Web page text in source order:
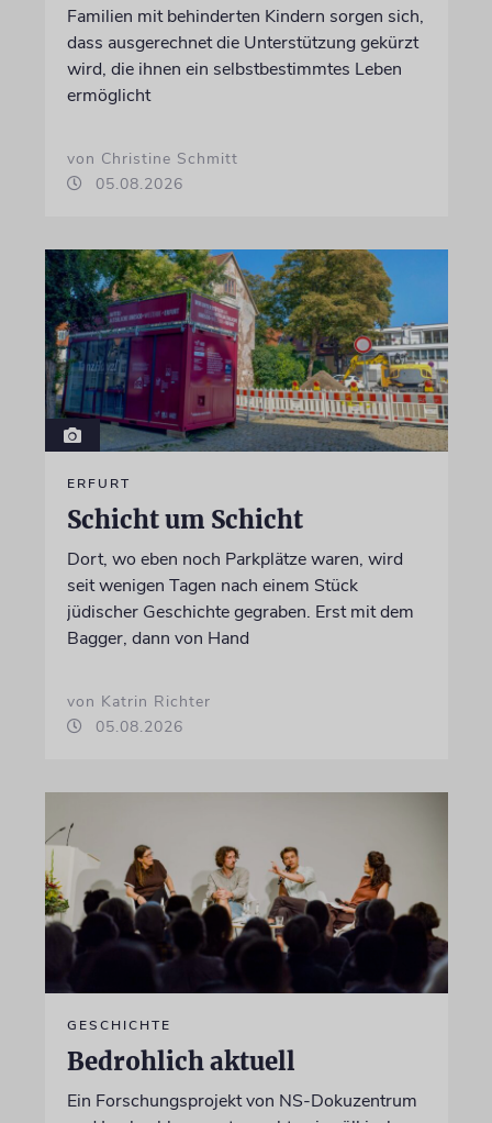
Familien mit behinderten Kindern sorgen sich,
dass ausgerechnet die Unterstützung gekürzt
wird, die ihnen ein selbstbestimmtes Leben
ermöglicht
von Christine Schmitt
05.08.2026
ERFURT
Schicht um Schicht
Dort, wo eben noch Parkplätze waren, wird
seit wenigen Tagen nach einem Stück
jüdischer Geschichte gegraben. Erst mit dem
Bagger, dann von Hand
von Katrin Richter
05.08.2026
GESCHICHTE
Bedrohlich aktuell
Ein Forschungsprojekt von NS-Dokuzentrum